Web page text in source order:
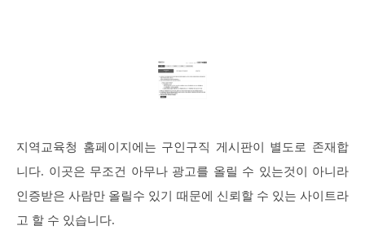
지역교육청 홈페이지에는 구인구직 게시판이 별도로 존재합
니다. 이곳은 무조건 아무나 광고를 올릴 수 있는것이 아니라
인증받은 사람만 올릴수 있기 때문에 신뢰할 수 있는 사이트라
고 할 수 있습니다.